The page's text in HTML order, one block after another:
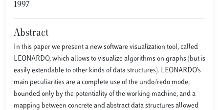
1997
Abstract
In this paper we present a new software visualization tool, called
LEONARDO, which allows to visualize algorithms on graphs (but is
easily extendable to other kinds of data structures). LEONARDO's
main peculiarities are a complete use of the undo/redo mode,
bounded only by the potentiality of the working machine, and a
mapping between concrete and abstract data structures allowed